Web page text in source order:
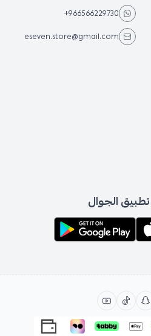
+966566229730
eseven.store@gmail.com
الجوال